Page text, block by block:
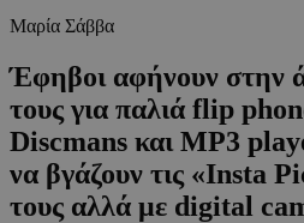
Μαρία Σάββα
Έφηβοι αφήνουν στην
τους για παλιά flip
Discmans και MP3
να βγάζουν τις «Insta
τους αλλά με digital